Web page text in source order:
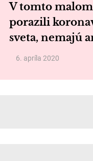
V tomto
porazili
sveta, nemajú
6. apríla 2020